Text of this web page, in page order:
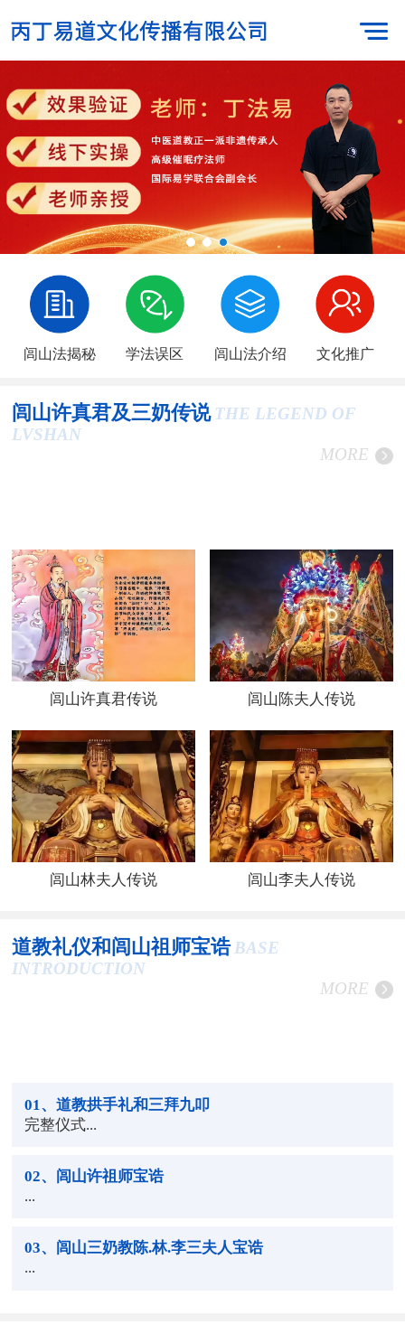
闾山法揭秘 学法误区 闾山法介绍 文化推广
闾山许真君及三奶传说 THE LEGEND OF
LVSHAN
MORE
闾山许真君传说 闾山陈夫人传说
闾山林夫人传说 闾山李夫人传说
道教礼仪和闾山祖师宝诰 BASE
INTRODUCTION
MORE
01 、道教拱手礼和三拜九叩
完整仪式...
02、闾山许祖师宝诰
...
03、闾山三奶教陈.林.李三夫人宝诰
...